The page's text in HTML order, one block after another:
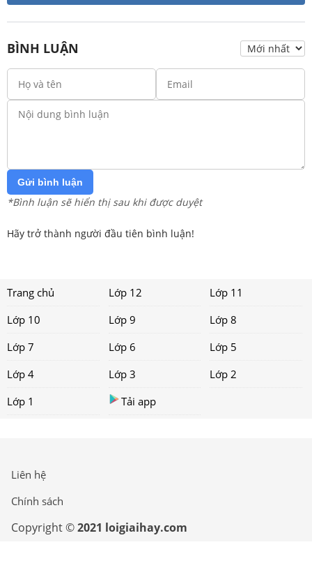
BÌNH LUẬN
Gửi bình luận
*Bình luận sẽ hiển thị sau khi được duyệt
Hãy trở thành người đầu tiên bình luận!
Trang chủ Lớp 12
Lớp 11
Lớp 10
Lớp 9
Lớp 8
Lớp 7
Lớp 6
Lớp 5
Lớp 4
Lớp 3
Lớp 2
Lớp 1
Tải app
Liên hệ
Chính sách
Copyright ©2021 loigiaihay.com